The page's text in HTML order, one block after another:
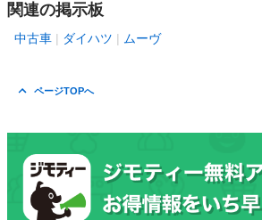
関連の掲示板
中古車 ダイハツ ムーヴ
ページTOPへ